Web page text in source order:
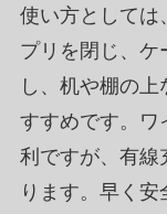
使い方としては
プリを閉じ、ケ
し、机や棚の
すすめです。ワ
利ですが、有線
ります。早く